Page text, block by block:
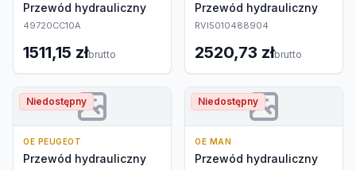
Przewód hydrauliczny
49720CC10A
1511,15 złbrutto
Przewód hydrauliczny
RVI5010488904
2520,73 złbrutto
Niedostępny
OE PEUGEOT
Przewód hydrauliczny
Niedostępny
OE MAN
Przewód hydrauliczny